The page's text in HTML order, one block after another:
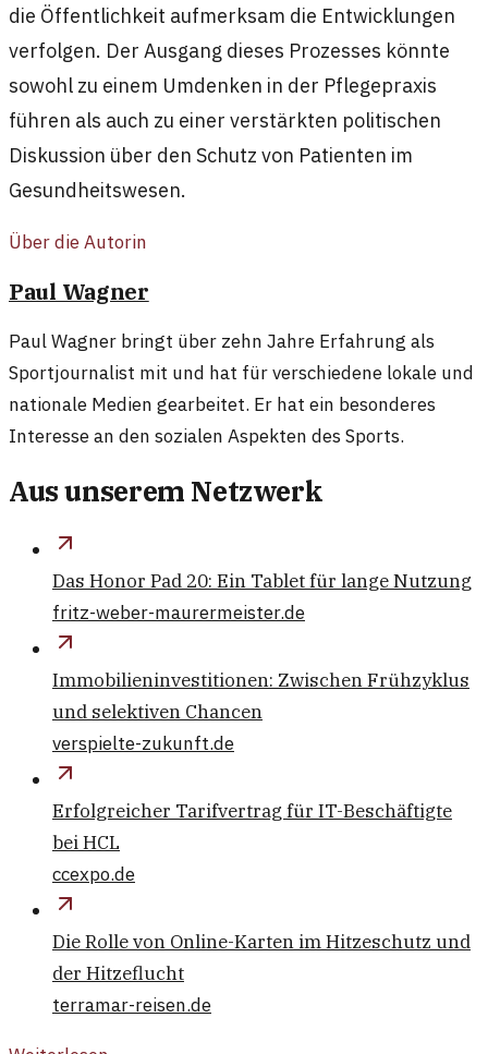
die Öffentlichkeit aufmerksam die Entwicklungen
verfolgen. Der Ausgang dieses Prozesses könnte
sowohl zu einem Umdenken in der Pflegepraxis
führen als auch zu einer verstärkten politischen
Diskussion über den Schutz von Patienten im
Gesundheitswesen.
Über die Autorin
Paul Wagner
Paul Wagner bringt über zehn Jahre Erfahrung als
Sportjournalist mit und hat für verschiedene lokale und
nationale Medien gearbeitet. Er hat ein besonderes
Interesse an den sozialen Aspekten des Sports.
Aus unserem Netzwerk
Das Honor Pad 20: Ein Tablet für lange Nutzung
fritz-weber-maurermeister.de
Immobilieninvestitionen: Zwischen Frühzyklus
und selektiven Chancen
verspielte-zukunft.de
Erfolgreicher Tarifvertrag für IT-Beschäftigte
bei HCL
ccexpo.de
Die Rolle von Online-Karten im Hitzeschutz und
der Hitzeflucht
terramar-reisen.de